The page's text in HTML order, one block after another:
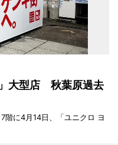
大型店 秋葉原過去
階に4月14日、「ユニクロ ヨ